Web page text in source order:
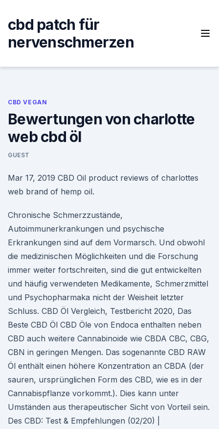
content
cbd patch für
nervenschmerzen
CBD VEGAN
Bewertungen von charlotte
web cbd öl
GUEST
Mar 17, 2019 CBD Oil product reviews of charlottes
web brand of hemp oil.
Chronische Schmerzzustände,
Autoimmunerkrankungen und psychische
Erkrankungen sind auf dem Vormarsch. Und obwohl
die medizinischen Möglichkeiten und die Forschung
immer weiter fortschreiten, sind die gut entwickelten
und häufig verwendeten Medikamente, Schmerzmittel
und Psychopharmaka nicht der Weisheit letzter
Schluss. CBD Öl Vergleich, Testbericht 2020, Das
Beste CBD Öl CBD Öle von Endoca enthalten neben
CBD auch weitere Cannabinoide wie CBDA CBC, CBG,
CBN in geringen Mengen. Das sogenannte CBD RAW
Öl enthält einen höhere Konzentration an CBDA (der
sauren, ursprünglichen Form des CBD, wie es in der
Cannabispflanze vorkommt.). Dies kann unter
Umständen aus therapeutischer Sicht von Vorteil sein.
Des CBD: Test & Empfehlungen (02/20) |